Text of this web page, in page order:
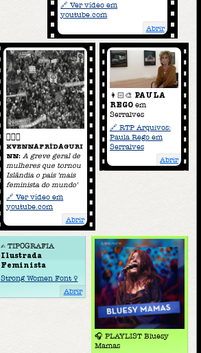
🔗 Ver vídeo em
youtube.com
Abrir
✊🏼💜
KVENNAFRÍDAGURI
NN: A greve geral de
mulheres que tornou
Islândia o país 'mais
feminista do mundo'
🔗 Ver vídeo em
youtube.com
Abrir
👩🏻‍🎨 PAULA
REGOem
Serralves
🔗 RTP Arquivos:
Paula Rego em
Serralves
Abrir
✍️ TIPOGRAFIA
Ilustrada
Feminista
Strong Women Font ♀︎
Abrir
🎧 PLAYLIST Bluesy
Mamas